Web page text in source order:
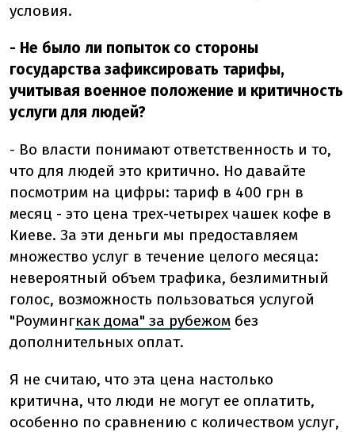
условия.
- Не было ли попыток со стороны
государства зафиксировать тарифы,
учитывая военное положение и критичность
услуги для людей?
- Во власти понимают ответственность и то,
что для людей это критично. Но давайте
посмотрим на цифры: тариф в 400 грн в
месяц - это цена трех-четырех чашек кофе в
Киеве. За эти деньги мы предоставляем
множество услуг в течение целого месяца:
невероятный объем трафика, безлимитный
голос, возможность пользоваться услугой
"Роумингкак дома" за рубежом без
дополнительных оплат.
Я не считаю, что эта цена настолько
критична, что люди не могут ее оплатить,
особенно по сравнению с количеством услуг,